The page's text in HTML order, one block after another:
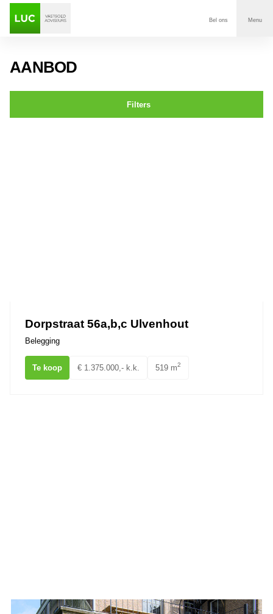
Bel ons Menu
AANBOD
Filters
Dorpstraat 56a,b,c Ulvenhout
Belegging
Te koop € 1.375.000,- k.k. 519 m2